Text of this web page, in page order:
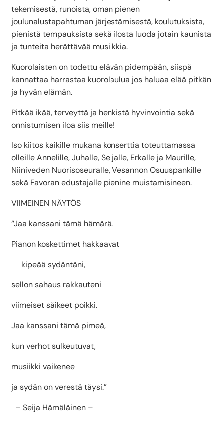
tekemisestä, runoista, oman pienen
joulunalustapahtuman järjestämisestä, koulutuksista,
pienistä tempauksista sekä ilosta luoda jotain kaunista
ja tunteita herättävää musiikkia.
Kuorolaisten on todettu elävän pidempään, siispä
kannattaa harrastaa kuorolaulua jos haluaa elää pitkän
ja hyvän elämän.
Pitkää ikää, terveyttä ja henkistä hyvinvointia sekä
onnistumisen iloa siis meille!
Iso kiitos kaikille mukana konserttia toteuttamassa
olleille Annelille, Juhalle, Seijalle, Erkalle ja Maurille,
Niiniveden Nuorisoseuralle, Vesannon Osuuspankille
sekä Favoran edustajalle pienine muistamisineen.
VIIMEINEN NÄYTÖS
“Jaa kanssani tämä hämärä.
Pianon koskettimet hakkaavat
kipeää sydäntäni,
sellon sahaus rakkauteni
viimeiset säikeet poikki.
Jaa kanssani tämä pimeä,
kun verhot sulkeutuvat,
musiikki vaikenee
ja sydän on verestä täysi.”
– Seija Hämäläinen –